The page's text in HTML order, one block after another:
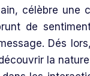
célèbre une
de
Dés
la